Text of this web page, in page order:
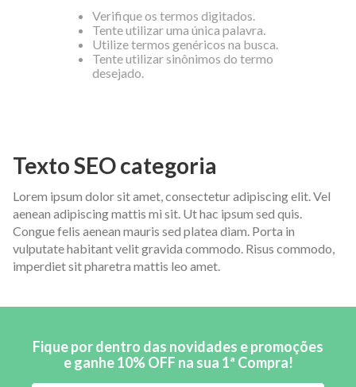
Verifique os termos digitados.
Tente utilizar uma única palavra.
Utilize termos genéricos na busca.
Tente utilizar sinônimos do termo
desejado.
Texto SEO categoria
Lorem ipsum dolor sit amet, consectetur adipiscing elit. Vel
aenean adipiscing mattis mi sit. Ut hac ipsum sed quis.
Congue felis aenean mauris sed platea diam. Porta in
vulputate habitant velit gravida commodo. Risus commodo,
imperdiet sit pharetra mattis leo amet.
Fique por dentro das novidades e promoções
e ganhe 10% OFF na sua 1ª Compra!